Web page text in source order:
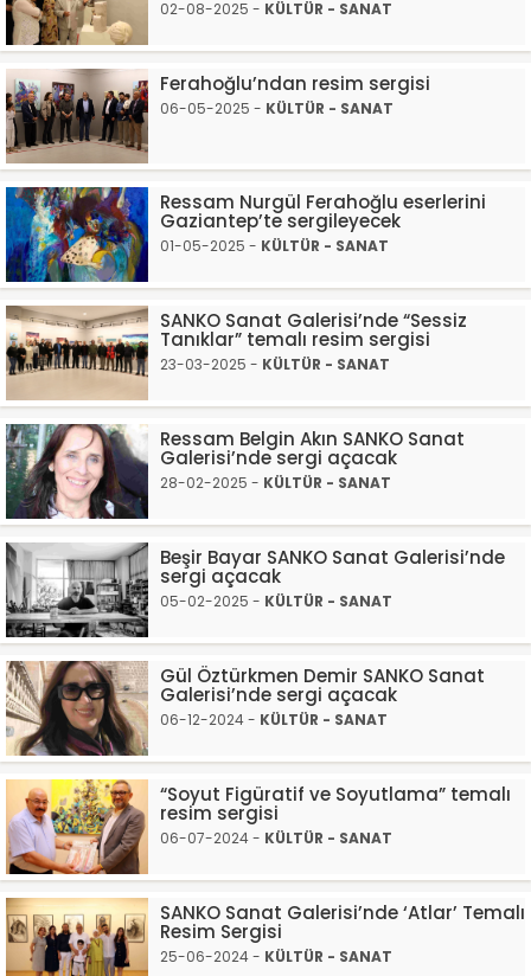
02-08-2025 - KÜLTÜR - SANAT
Ferahoğlu’ndan resim sergisi
06-05-2025 - KÜLTÜR - SANAT
Ressam Nurgül Ferahoğlu eserlerini
Gaziantep’te sergileyecek
01-05-2025 - KÜLTÜR - SANAT
SANKO Sanat Galerisi’nde “Sessiz
Tanıklar” temalı resim sergisi
23-03-2025 - KÜLTÜR - SANAT
Ressam Belgin Akın SANKO Sanat
Galerisi’nde sergi açacak
28-02-2025 - KÜLTÜR - SANAT
Beşir Bayar SANKO Sanat Galerisi’nde
sergi açacak
05-02-2025 - KÜLTÜR - SANAT
Gül Öztürkmen Demir SANKO Sanat
Galerisi’nde sergi açacak
06-12-2024 - KÜLTÜR - SANAT
“Soyut Figüratif ve Soyutlama” temalı
resim sergisi
06-07-2024 - KÜLTÜR - SANAT
SANKO Sanat Galerisi’nde ‘Atlar’ Temalı
Resim Sergisi
25-06-2024 - KÜLTÜR - SANAT